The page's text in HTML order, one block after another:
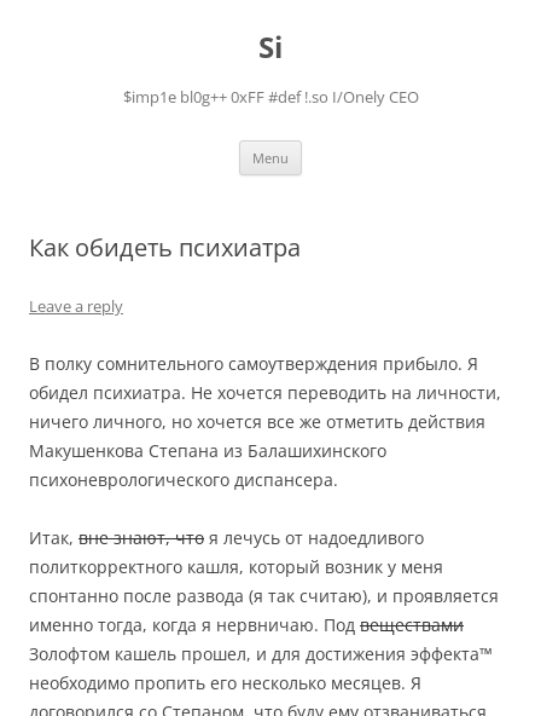
Si
$imp1e bl0g++ 0xFF #def !.so I/Onely CEO
Menu
Как обидеть психиатра
Leave a reply
В полку сомнительного самоутверждения прибыло. Я
обидел психиатра. Не хочется переводить на личности,
ничего личного, но хочется все же отметить действия
Макушенкова Степана из Балашихинского
психоневрологического диспансера.
Итак, вне знают, что я лечусь от надоедливого
политкорректного кашля, который возник у меня
спонтанно после развода (я так считаю), и проявляется
именно тогда, когда я нервничаю. Под веществами
Золофтом кашель прошел, и для достижения эффекта™
необходимо пропить его несколько месяцев. Я